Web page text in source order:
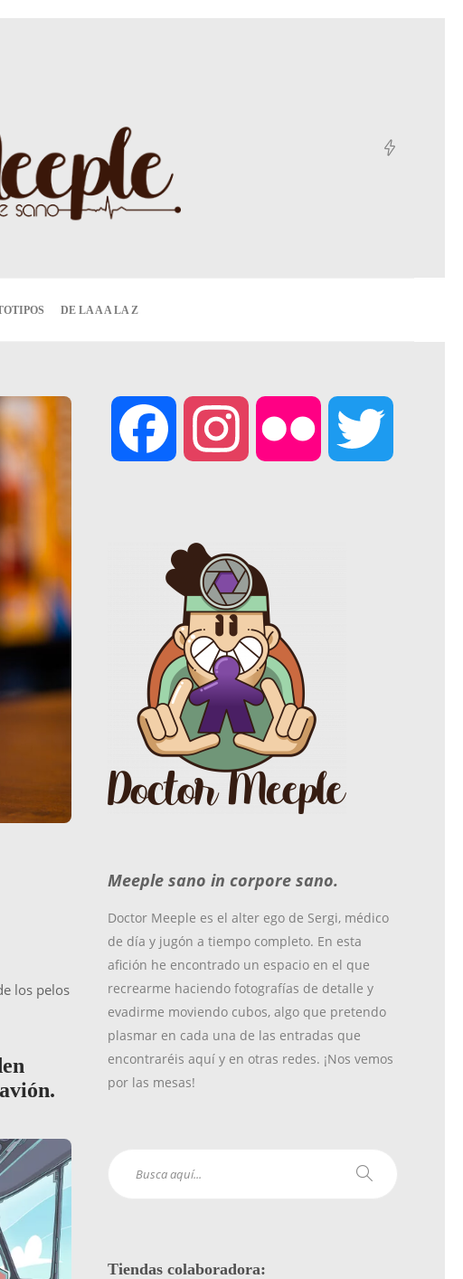
DE LA A A LA Z
los pelos
e
b
o
k
t
a
g
a
m
Meeple sano in corpore sano.
Doctor Meeple es el alter ego de Sergi, médico
de día y jugón a tiempo completo. En esta
afición he encontrado un espacio en el que
recrearme haciendo fotografías de detalle y
evadirme moviendo cubos, algo que pretendo
plasmar en cada una de las entradas que
encontraréis aquí y en otras redes. ¡Nos vemos
por las mesas!
Tiendas colaboradora: